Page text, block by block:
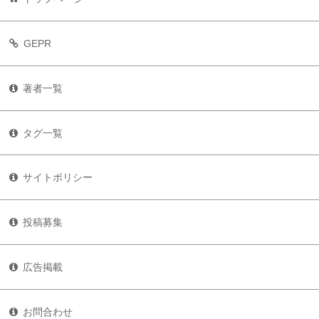
GEPR
著者一覧
タグ一覧
サイトポリシー
投稿募集
広告掲載
お問合わせ